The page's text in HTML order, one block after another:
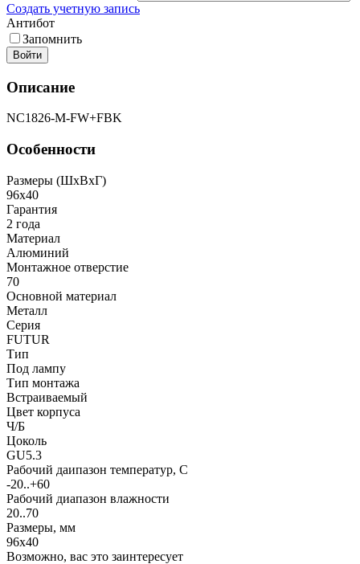
Создать учетную запись
Антибот
Запомнить
Войти
Описание
NC1826-M-FW+FBK
Особенности
Размеры (ШxВxГ)
96x40
Гарантия
2 года
Материал
Алюминий
Монтажное отверстие
70
Основной материал
Металл
Серия
FUTUR
Тип
Под лампу
Тип монтажа
Встраиваемый
Цвет корпуса
Ч/Б
Цоколь
GU5.3
Рабочий даипазон температур, С
-20..+60
Рабочий диапазон влажности
20..70
Размеры, мм
96x40
Возможно, вас это заинтересует